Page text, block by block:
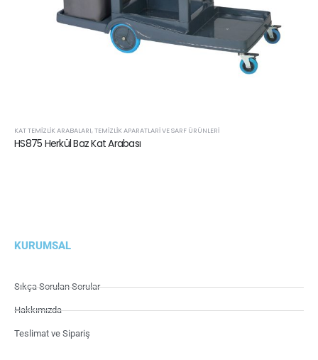
KAT TEMIZLIK ARABALARI,TEMIZLIK APARATLARI VE SARF ÜRÜNLERI
HS875 Herkül Baz Kat Arabası
KURUMSAL
Sıkça Sorulan Sorular
Hakkımızda
Teslimat ve Sipariş